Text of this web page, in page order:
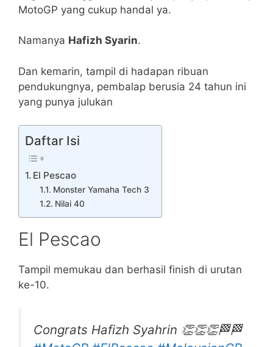
MotoGP yang cukup handal ya.
Namanya Hafizh Syarin.
Dan kemarin, tampil di hadapan ribuan
pendukungnya, pembalap berusia 24 tahun ini
yang punya julukan
Daftar Isi
El Pescao
Monster Yamaha Tech 3
Nilai 40
El Pescao
Tampil memukau dan berhasil finish di urutan
ke-10.
Congrats Hafizh Syahrin 👏👏👏🏁🏁